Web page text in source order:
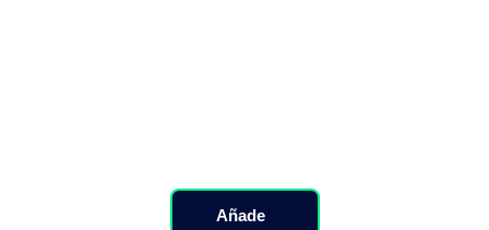
Añade